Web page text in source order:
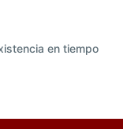
en tiempo